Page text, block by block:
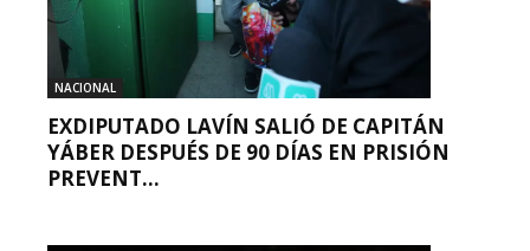
NACIONAL
EXDIPUTADO LAVÍN SALIÓ DE CAPITÁN
YÁBER DESPUÉS DE 90 DÍAS EN PRISIÓN
PREVENT...